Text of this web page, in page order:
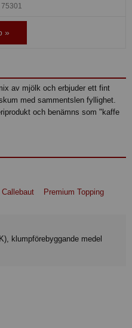
75301
»
av mjölk och erbjuder ett fint
med sammentslen fyllighet.
och benämns som "kaffe
Callebaut
Premium Topping